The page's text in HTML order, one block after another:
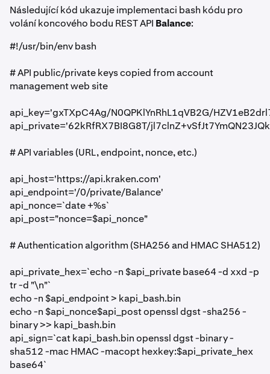
Následující kód ukazuje implementaci bash kódu pro
volání koncového bodu REST API Balance:
#!/usr/bin/env bash
# API public/private keys copied from account
management web site
api_key='gxTXpC4Ag/N0QPKlYnRhL1qVB2G/
api_private='62kRfRX7BI8G8T/
# API variables (URL, endpoint, nonce, etc.)
api_host='https://api.kraken.com'
api_endpoint='/0/private/Balance'
api_nonce=`date +%s`
api_post="nonce=$api_nonce"
# Authentication algorithm (SHA256 and HMAC SHA512)
api_private_hex=`echo -n $api_private base64 -d xxd -p
tr -d "\n"`
echo -n $api_endpoint > kapi_bash.bin
echo -n $api_nonce$api_post openssl dgst -sha256 -
binary >> kapi_bash.bin
api_sign=`cat kapi_bash.bin openssl dgst -binary -
sha512 -mac HMAC -macopt hexkey:$api_private_hex
base64`